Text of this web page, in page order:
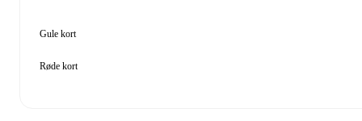
Gule kort
Røde kort